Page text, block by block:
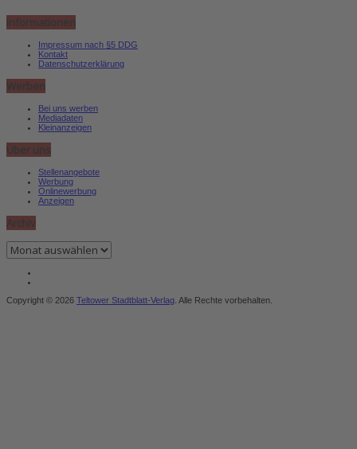
Informationen
Impressum nach §5 DDG
Kontakt
Datenschutzerklärung
Werben
Bei uns werben
Mediadaten
Kleinanzeigen
Über uns
Stellenangebote
Werbung
Onlinewerbung
Anzeigen
Archiv
Archiv
Copyright © 2026 Teltower Stadtblatt-Verlag . Alle Rechte vorbehalten.